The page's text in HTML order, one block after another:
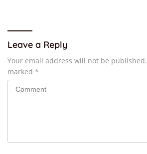
Leave a Reply
Your email address will not be published.
marked *